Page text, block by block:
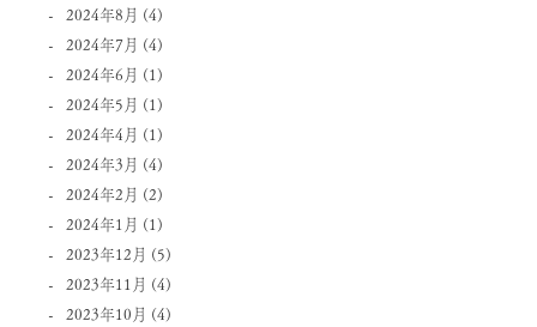
2024年8月 (4)
2024年7月 (4)
2024年6月 (1)
2024年5月 (1)
2024年4月 (1)
2024年3月 (4)
2024年2月 (2)
2024年1月 (1)
2023年12月 (5)
2023年11月 (4)
2023年10月 (4)